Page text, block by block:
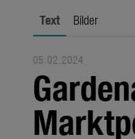
Themen
Über uns
Über Gardena
Text Bilder
05.02.2024